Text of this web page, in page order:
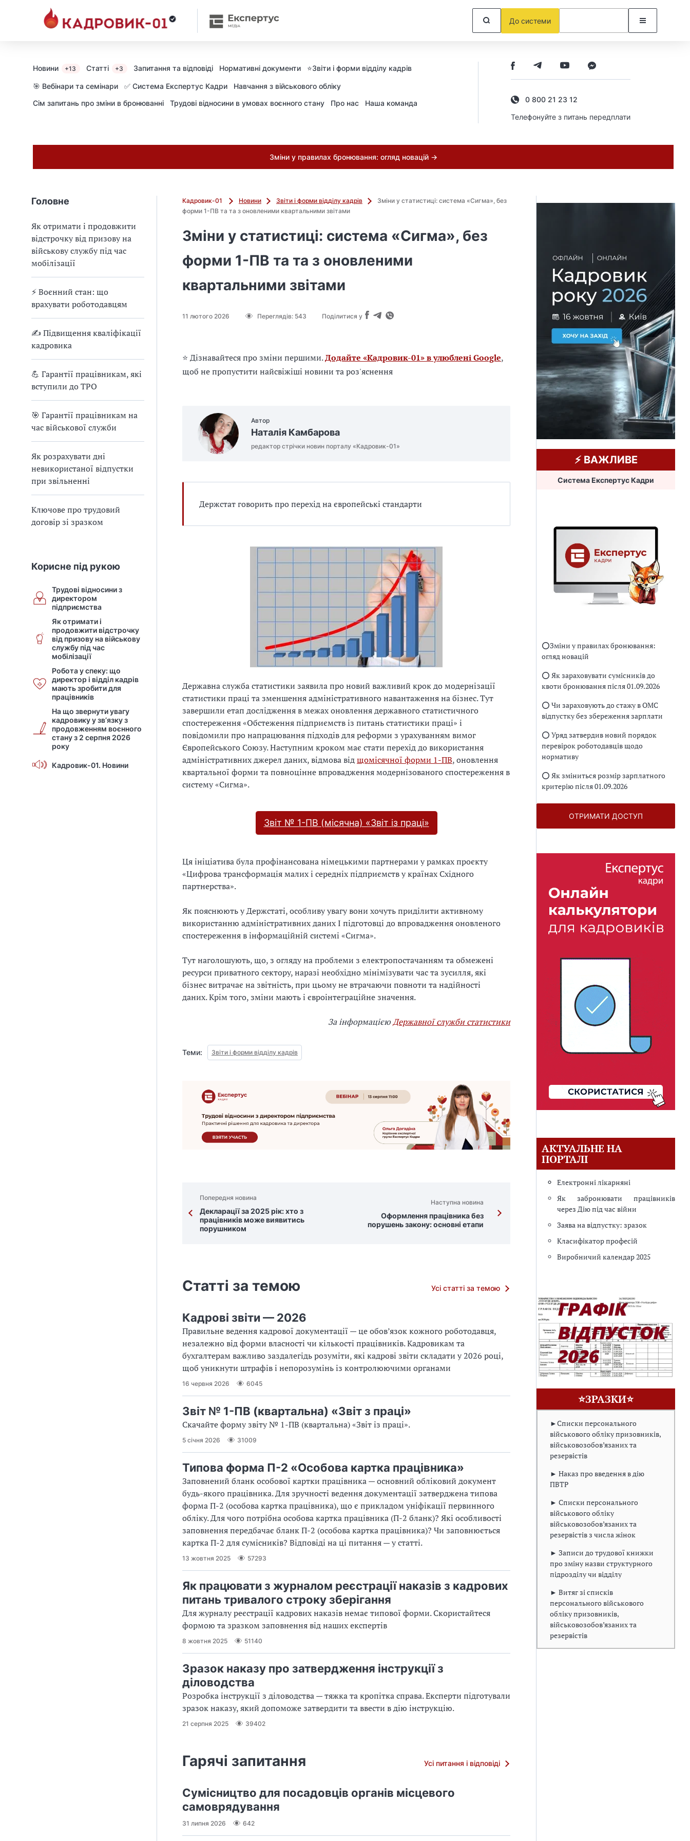
До системи
Новини +13 Статті +3 Запитання та відповіді Нормативні документи ⭐️Звіти і форми відділу кадрів
🎯 Вебінари та семінари ✅ Система Експертус Кадри
Навчання з військового обліку
Сім запитань про зміни в бронюванні
Трудові відносини в умовах воєнного стану Про нас Наша команда
0 800 21 23 12
Телефонуйте з питань передплати
Зміни у правилах бронювання: огляд новацій →
Головне
Як отримати і продовжити
відстрочку від призову на
військову службу під час
мобілізації
⚡ Воєнний стан: що
врахувати роботодавцям
✍ Підвищення кваліфікації
кадровика
💪 Гарантії працівникам, які
вступили до ТРО
🎯 Гарантії працівникам на
час військової служби
Як розрахувати дні
невикористаної відпустки
при звільненні
Ключове про трудовий
договір зі зразком
Корисне під рукою
Трудові відносини з
директором
підприємства
Як отримати і
продовжити відстрочку
від призову на військову
службу під час
мобілізації
Робота у спеку: що
директор і відділ кадрів
мають зробити для
працівників
На що звернути увагу
кадровику у зв’язку з
продовженням воєнного
стану з 2 серпня 2026
року
Кадровик-01. Новини
Кадровик-01 Новини Звіти і форми відділу кадрів
Зміни у статистиці: система «Сигма», без
форми 1-ПВ та та з оновленими квартальними звітами
Зміни у статистиці: система «Сигма», без
форми 1-ПВ та та з оновленими
квартальними звітами
11 лютого 2026 Переглядів: 543 Поділитися у
⭐ Дізнавайтеся про зміни першими.Додайте «Кадровик-01» в улюблені Google,
щоб не пропустити найсвіжіші новини та роз'яснення
Автор
Наталія Камбарова
редактор стрічки новин порталу «Кадровик-01»
Держстат говорить про перехід на європейські стандарти
Державна служба статистики заявила про новий важливий крок до модернізації
статистики праці та зменшення адміністративного навантаження на бізнес. Тут
завершили етап дослідження в межах оновлення державного статистичного
спостереження «Обстеження підприємств із питань статистики праці» і
повідомили про напрацювання підходів для реформи з урахуванням вимог
Європейського Союзу. Наступним кроком має стати перехід до використання
адміністративних джерел даних, відмова відщомісячної форми 1-ПВ, оновлення
квартальної форми та повноцінне впровадження модернізованого спостереження в
систему «Сигма».
Звіт № 1-ПВ (місячна) «Звіт із праці»
Ця ініціатива була профінансована німецькими партнерами у рамках проєкту
«Цифрова трансформація малих і середніх підприємств у країнах Східного
партнерства».
Як пояснюють у Держстаті, особливу увагу вони хочуть приділити активному
використанню адміністративних даних І підготовці до впровадження оновленого
спостереження в інформаційній системі «Сигма».
Тут наголошують, що, з огляду на проблеми з електропостачанням та обмежені
ресурси приватного сектору, наразі необхідно мінімізувати час та зусилля, які
бізнес витрачає на звітність, при цьому не втрачаючи повноти та надійності
даних. Крім того, зміни мають і євроінтеграційне значення.
За інформацієюДержавної служби статистики
Теми: Звіти і форми відділу кадрів
Попередня новина
Декларації за 2025 рік: хто з
працівників може виявитись
порушником
Наступна новина
Оформлення працівника без
порушень закону: основні етапи
Статті за темою Усі статті за темою
Кадрові звіти — 2026
Правильне ведення кадрової документації — це обов’язок кожного роботодавця,
незалежно від форми власності чи кількості працівників. Кадровикам та
бухгалтерам важливо заздалегідь розуміти, які кадрові звіти складати у 2026 році,
щоб уникнути штрафів і непорозумінь із контролюючими органами
16 червня 2026 6045
Звіт № 1-ПВ (квартальна) «Звіт з праці»
Скачайте форму звіту № 1-ПВ (квартальна) «Звіт із праці».
5 січня 2026 31009
Типова форма П-2 «Особова картка працівника»
Заповнений бланк особової картки працівника — основний обліковий документ
будь-якого працівника. Для зручності ведення документації затверджена типова
форма П-2 (особова картка працівника), що є прикладом уніфікації первинного
обліку. Для чого потрібна особова картка працівника (П-2 бланк)? Які особливості
заповнення передбачає бланк П-2 (особова картка працівника)? Чи заповнюється
картка П-2 для сумісників? Відповіді на ці питання — у статті.
13 жовтня 2025 57293
Як працювати з журналом реєстрації наказів з кадрових
питань тривалого строку зберігання
Для журналу реєстрації кадрових наказів немає типової форми. Скористайтеся
формою та зразком заповнення від наших експертів
8 жовтня 2025 51140
Зразок наказу про затвердження інструкції з
діловодства
Розробка інструкції з діловодства — тяжка та кропітка справа. Експерти підготували
зразок наказу, який допоможе затвердити та ввести в дію інструкцію.
21 серпня 2025 39402
Гарячі запитання Усі питання і відповіді
Сумісництво для посадовців органів місцевого
самоврядування
31 липня 2026 642
⚡️ ВАЖЛИВЕ
Система Експертус Кадри
⭕️Зміни у правилах бронювання:
огляд новацій
⭕️ Як зараховувати сумісників до
квоти бронювання після 01.09.2026
⭕️ Чи зараховують до стажу в ОМС
відпустку без збереження зарплати
⭕️ Уряд затвердив новий порядок
перевірок роботодавців щодо
нормативу
⭕️ Як зміниться розмір зарплатного
критерію після 01.09.2026
ОТРИМАТИ ДОСТУП
АКТУАЛЬНЕ НА
ПОРТАЛІ
Електронні лікарняні
Як забронювати працівників
через Дію під час війни
Заява на відпустку: зразок
Класифікатор професій
Виробничий календар 2025
⭐ЗРАЗКИ⭐
►Списки персонального
військового обліку призовників,
військовозобов’язаних та
резервістів
► Наказ про введення в дію
ПВТР
► Списки персонального
військового обліку
військовозобов’язаних та
резервістів з числа жінок
► Записи до трудової книжки
про зміну назви структурного
підрозділу чи відділу
► Витяг зі списків
персонального військового
обліку призовників,
військовозобов’язаних та
резервістів